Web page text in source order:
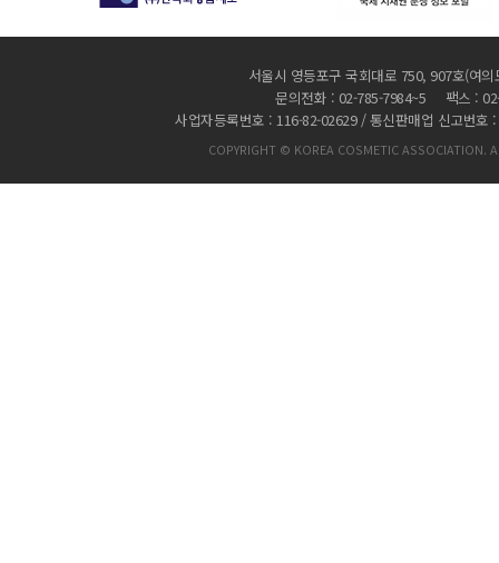
서울시 영등포구 국회대로 750, 907호(여
문의전화 : 02-785-7984~5 팩스 :
사업자등록번호 : 116-82-02629 / 통신판매업 신고번호
COPYRIGHT © KOREA COSMETIC ASSOCIATION.